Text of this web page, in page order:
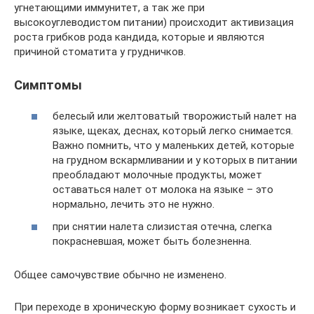
угнетающими иммунитет, а так же при
высокоуглеводистом питании) происходит активизация
роста грибков рода кандида, которые и являются
причиной стоматита у грудничков.
Симптомы
белесый или желтоватый творожистый налет на
языке, щеках, деснах, который легко снимается.
Важно помнить, что у маленьких детей, которые
на грудном вскармливании и у которых в питании
преобладают молочные продукты, может
оставаться налет от молока на языке – это
нормально, лечить это не нужно.
при снятии налета слизистая отечна, слегка
покрасневшая, может быть болезненна.
Общее самочувствие обычно не изменено.
При переходе в хроническую форму возникает сухость и